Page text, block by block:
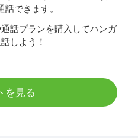
話できます。
話プランを購入してハンガ
しよう！
を見る